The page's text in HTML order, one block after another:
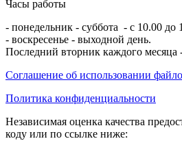
Часы работы
- понедельник - суббота - с 10.00 до
- воскресенье - выходной день.
Последний вторник каждого месяца
Соглашение об использовании
Политика конфиденциальности
Независимая оценка качества
коду или по ссылке ниже: